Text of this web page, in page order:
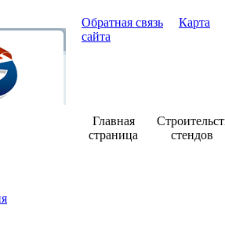
Главная
страница
стендов
Обратная связь
Карта
сайта